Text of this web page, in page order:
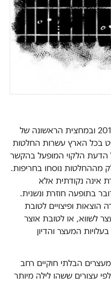
בדו"ח מובהר כי גם "בשנת 2014 ובמחצית הראשונה של
המשפט בכל הארץ עשרות החלטות
הדעת הלקוי המופעל בהקשר
מההחלטות נוסחו בחריפות.
אינה נקודתית אלא
בתופעה חוזרת ונשנית.
ופיצויים לטובת
לשווא, או לטובת אוצר
המעצר והדיון
הבלתי חוקיים רחב
ו"מגיע בשנת 2014 לאלפי עצורים ששהו לילה מיותר